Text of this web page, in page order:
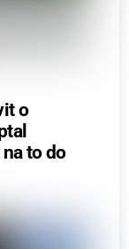
o
to do